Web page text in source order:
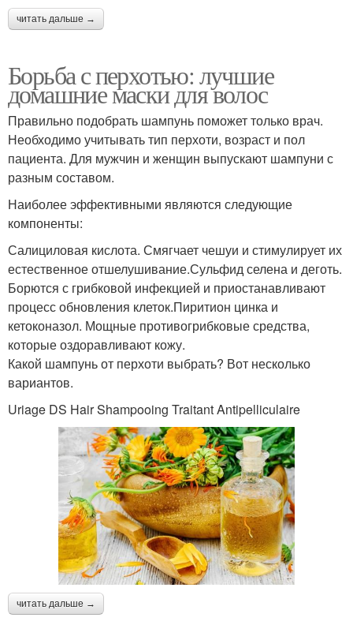
читать дальше →
Борьба с перхотью: лучшие
домашние маски для волос
Правильно подобрать шампунь поможет только врач.
Необходимо учитывать тип перхоти, возраст и пол
пациента. Для мужчин и женщин выпускают шампуни с
разным составом.
Наиболее эффективными являются следующие
компоненты:
Салициловая кислота. Смягчает чешуи и стимулирует их
естественное отшелушивание.Сульфид селена и деготь.
Борются с грибковой инфекцией и приостанавливают
процесс обновления клеток.Пиритион цинка и
кетоконазол. Мощные противогрибковые средства,
которые оздоравливают кожу.
Какой шампунь от перхоти выбрать? Вот несколько
вариантов.
Uriage DS Hair Shampooing Traitant Antipelliculaire
читать дальше →